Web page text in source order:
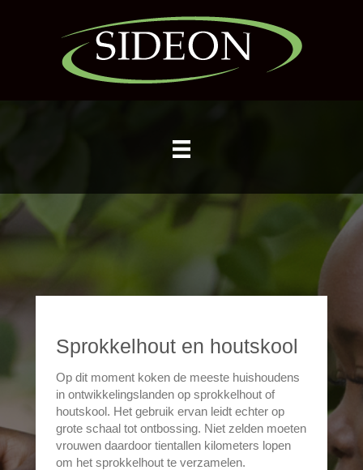
Sprokkelhout en houtskool
Op dit moment koken de meeste huishoudens
in ontwikkelingslanden op sprokkelhout of
houtskool. Het gebruik ervan leidt echter op
grote schaal tot ontbossing. Niet zelden moeten
vrouwen daardoor tientallen kilometers lopen
om het sprokkelhout te verzamelen.